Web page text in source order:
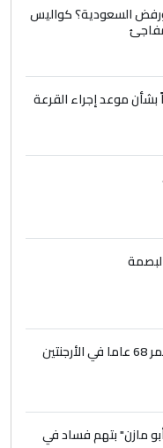
5
على العراق
في العتبات
: لا يوجود
ورفض السعودية؟ كواليس
موعد إجراء القرعة
مازن" بتهم فساد في